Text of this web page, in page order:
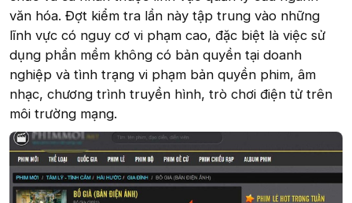
văn hóa. Đợt kiểm tra lần này tập trung vào những
lĩnh vực có nguy cơ vi phạm cao, đặc biệt là việc sử
dụng phần mềm không có bản quyền tại doanh
nghiệp và tình trạng vi phạm bản quyền phim, âm
nhạc, chương trình truyền hình, trò chơi điện tử trên
môi trường mạng.